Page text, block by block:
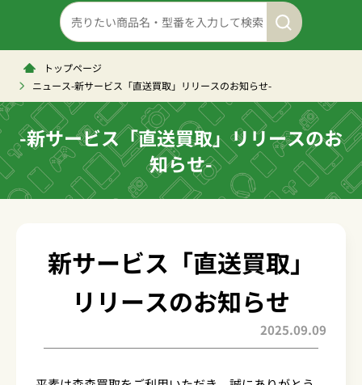
トップページ
ニュース-新サービス「直送買取」リリースのお知らせ-
-新サービス「直送買取」リリースのお
知らせ-
新サービス「直送買取」
リリースのお知らせ
2025.09.09